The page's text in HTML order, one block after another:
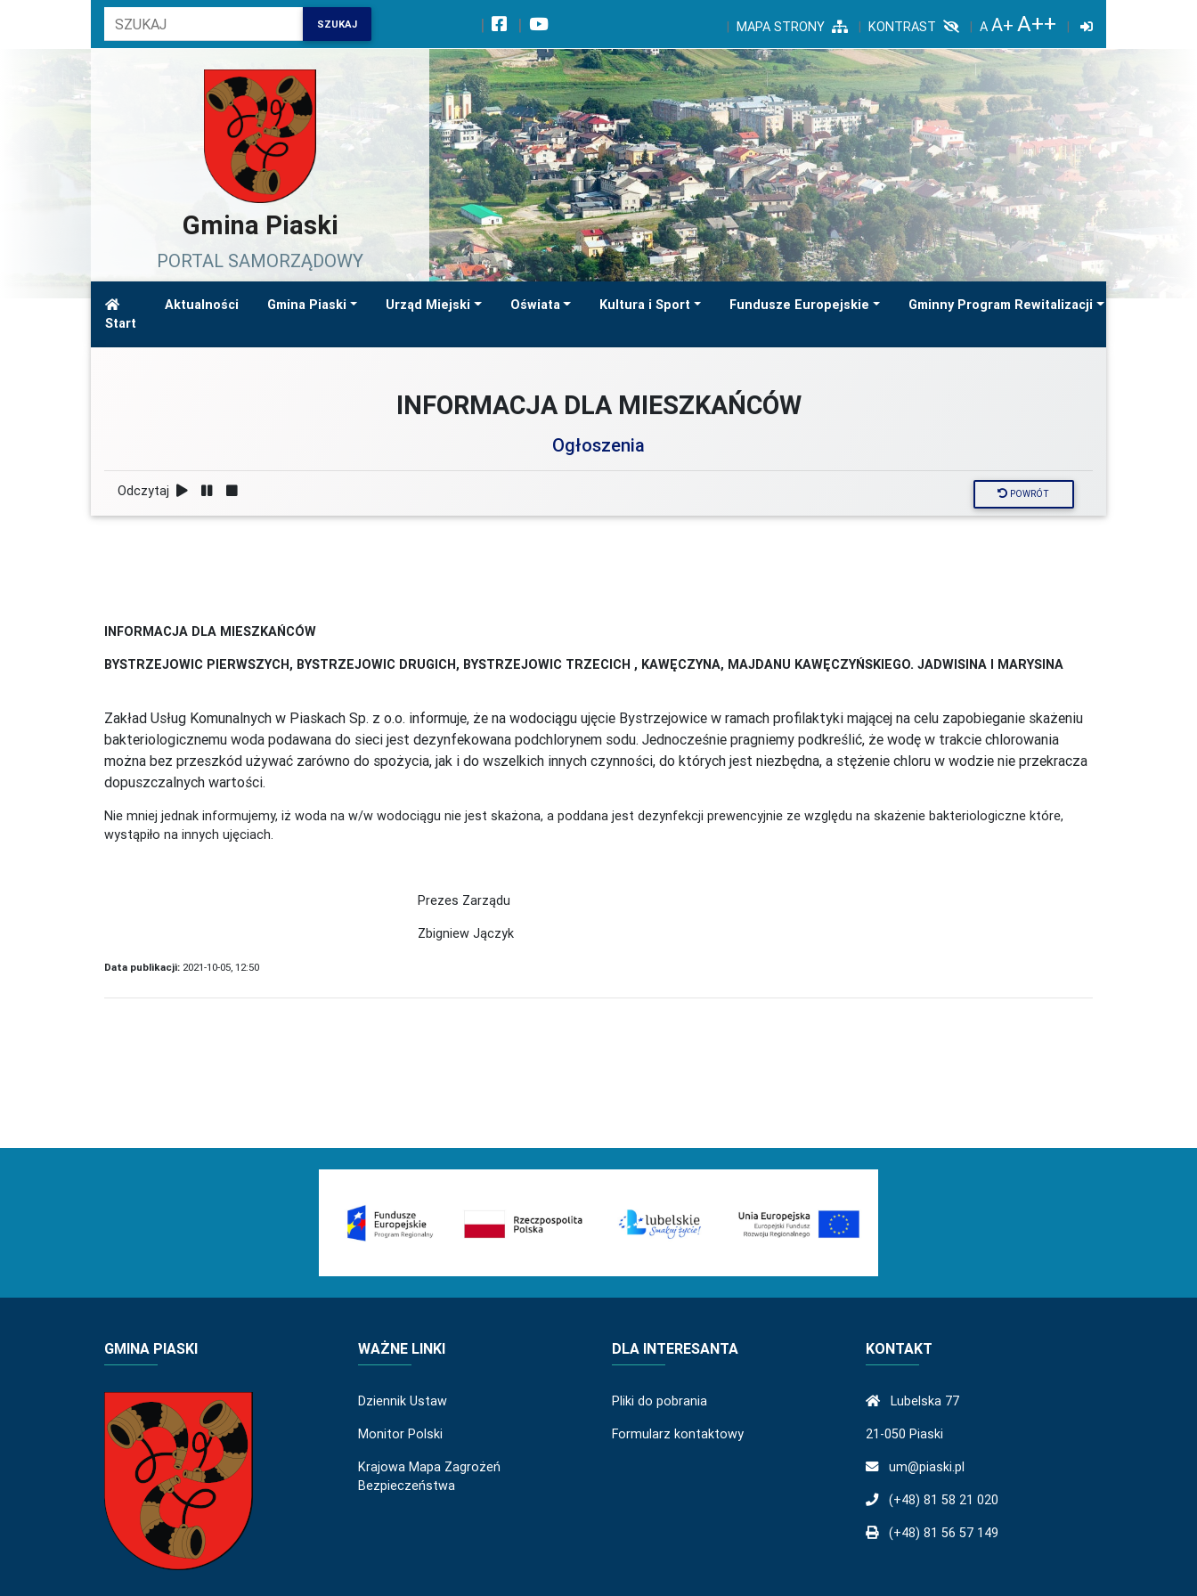
Przejdź do wyszukiwarki
Przejdź do treści głównej
Przejdź do stopki
Przejdź do menu górnego
Przejdź do mapy serwisu
SZUKAJ MAPA STRONY KONTRAST
Gmina Piaski
PORTAL SAMORZĄDOWY
Start
Aktualności Gmina Piaski Urząd Miejski Oświata Kultura i Sport Fundusze Europejskie Gminny Program Rewitalizacji
INFORMACJA DLA MIESZKAŃCÓW
Ogłoszenia
Odczytaj POWRÓT
INFORMACJA DLA MIESZKAŃCÓW
BYSTRZEJOWIC PIERWSZYCH, BYSTRZEJOWIC DRUGICH, BYSTRZEJOWIC TRZECICH , KAWĘCZYNA, MAJDANU KAWĘCZYŃSKIEGO. JADWISINA I MARYSINA
Zakład Usług Komunalnych w Piaskach Sp. z o.o. informuje, że na wodociągu ujęcie Bystrzejowice w ramach profilaktyki mającej na celu zapobieganie skażeniu
bakteriologicznemu woda podawana do sieci jest dezynfekowana podchlorynem sodu. Jednocześnie pragniemy podkreślić, że wodę w trakcie chlorowania
można bez przeszkód używać zarówno do spożycia, jak i do wszelkich innych czynności, do których jest niezbędna, a stężenie chloru w wodzie nie przekracza
dopuszczalnych wartości.
Nie mniej jednak informujemy, iż woda na w/w wodociągu nie jest skażona, a poddana jest dezynfekcji prewencyjnie ze względu na skażenie bakteriologiczne które,
wystąpiło na innych ujęciach.
Prezes Zarządu
Zbigniew Jączyk
Data publikacji: 2021-10-05, 12:50
GMINA PIASKI WAŻNE LINKI
Dziennik Ustaw
Monitor Polski
Krajowa Mapa Zagrożeń
Bezpieczeństwa
DLA INTERESANTA
Pliki do pobrania
Formularz kontaktowy
KONTAKT
Lubelska 77
21-050 Piaski
um@piaski.pl
(+48) 81 58 21 020
(+48) 81 56 57 149